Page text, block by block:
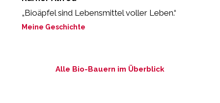
„Bioäpfel sind Lebensmittel voller Leben.“
Meine Geschichte
Alle Bio-Bauern im Überblick